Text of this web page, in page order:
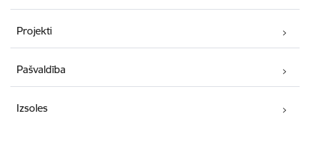
Projekti
Pašvaldība
Izsoles